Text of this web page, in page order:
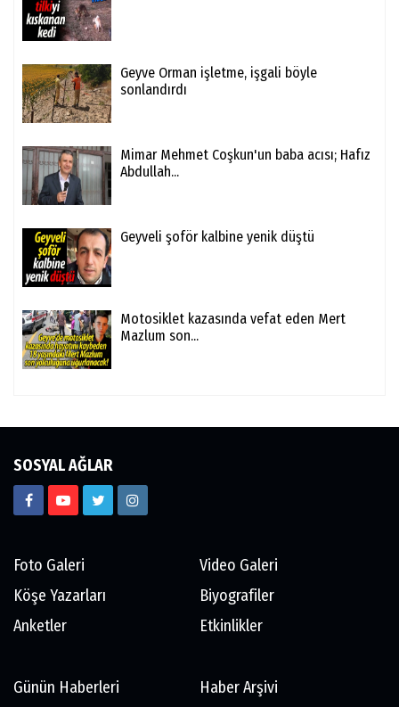
Geyve Orman işletme, işgali böyle
sonlandırdı
Mimar Mehmet Coşkun'un baba acısı; Hafız
Abdullah...
Geyveli şoför kalbine yenik düştü
Motosiklet kazasında vefat eden Mert
Mazlum son...
SOSYAL AĞLAR
Foto Galeri
Video Galeri
Köşe Yazarları
Biyografiler
Anketler
Etkinlikler
Günün Haberleri Haber Arşivi